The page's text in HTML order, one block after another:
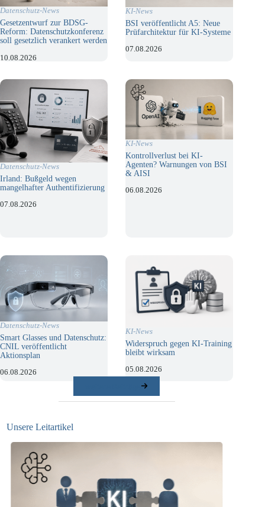
Datenschutz-News
Gesetzentwurf zur BDSG-
Reform: Datenschutzkonferenz
soll gesetzlich verankert werden
10.08.2026
KI-News
BSI veröffentlicht A5: Neue
Prüfarchitektur für KI-Systeme
07.08.2026
Datenschutz-News
Irland: Bußgeld wegen
mangelhafter Authentifizierung
07.08.2026
KI-News
Kontrollverlust bei KI-
Agenten? Warnungen von BSI
& AISI
06.08.2026
Datenschutz-News
Smart Glasses und Datenschutz:
CNIL veröffentlicht
Aktionsplan
06.08.2026
KI-News
Widerspruch gegen KI-Training
bleibt wirksam
05.08.2026
Unsere Leitartikel